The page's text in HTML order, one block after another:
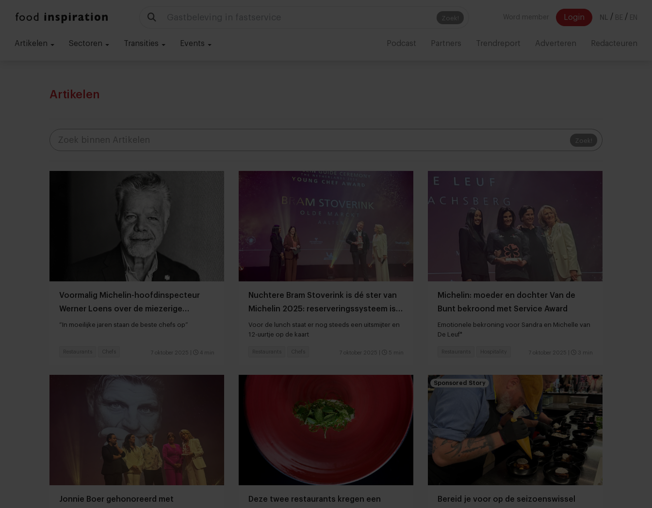
Zoek!
Technologie in foodservice Word member Login NL / BE / EN
Artikelen Sectoren Transities Events Podcast Partners Trendreport Adverteren Redacteuren
Artikelen
Zoek!
Voormalig Michelin-hoofdinspecteur
Werner Loens over de miezerige
sterrenregen
“In moeilijke jaren staan de beste chefs op”
7 oktober 2025 4 min
Restaurants Chefs
Nuchtere Bram Stoverink is dé ster van
Michelin 2025: reserveringssysteem is
ontploft
Voor de lunch staat er nog steeds een uitsmijter en
12-uurtje op de kaart
7 oktober 2025 5 min
Restaurants Chefs
Michelin: moeder en dochter Van de
Bunt bekroond met Service Award
Emotionele bekroning voor Sandra en Michelle van
De Leuf*
7 oktober 2025 3 min
Restaurants Hospitality
Jonnie Boer gehonoreerd met
Deze twee restaurants kregen een
Sponsored Story
Bereid je voor op de seizoenswissel